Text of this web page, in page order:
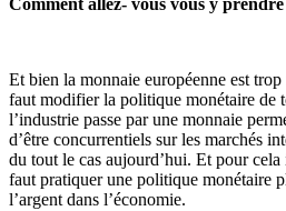
Comment allez- vous vous y prendre
Et bien la monnaie européenne est
faut modifier la politique monétaire de
l’industrie passe par une monnaie
d’être concurrentiels sur les marchés
du tout le cas aujourd’hui. Et pour cela
faut pratiquer une politique monétaire
l’argent dans l’économie.